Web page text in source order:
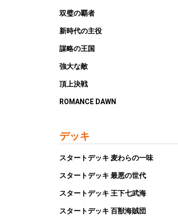
双璧の覇者
新時代の主役
謀略の王国
強大な敵
頂上決戦
ROMANCE DAWN
デッキ
スタートデッキ 麦わらの一味
スタートデッキ 最悪の世代
スタートデッキ 王下七武海
スタートデッキ 百獣海賊団